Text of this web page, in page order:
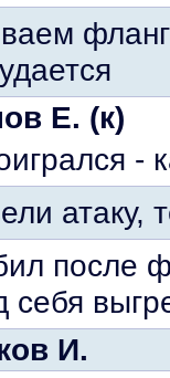
Е. (к)
-
после
себя
И.